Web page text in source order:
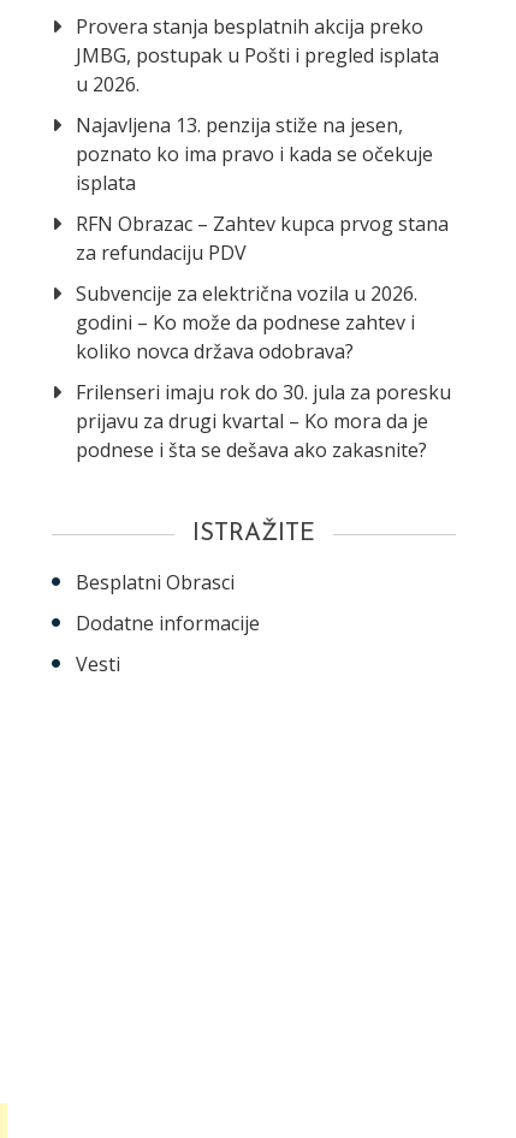
Provera stanja besplatnih akcija preko
JMBG, postupak u Pošti i pregled isplata
u 2026.
Najavljena 13. penzija stiže na jesen,
poznato ko ima pravo i kada se očekuje
isplata
RFN Obrazac – Zahtev kupca prvog stana
za refundaciju PDV
Subvencije za električna vozila u 2026.
godini – Ko može da podnese zahtev i
koliko novca država odobrava?
Frilenseri imaju rok do 30. jula za poresku
prijavu za drugi kvartal – Ko mora da je
podnese i šta se dešava ako zakasnite?
ISTRAŽITE
Besplatni Obrasci
Dodatne informacije
Vesti